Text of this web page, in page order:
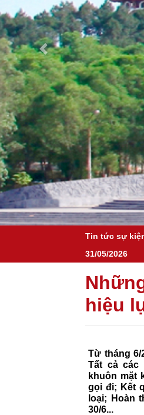
Tin tức sự
31/05/2026
hiệu
Từ tháng
Tất cả các
khuôn mặt
gọi đi; Kết
loại; Hoàn
30/6...